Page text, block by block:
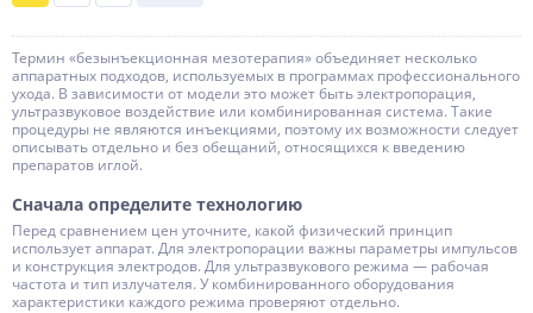
Термин «безынъекционная мезотерапия» объединяет несколько
аппаратных подходов, используемых в программах профессионального
ухода. В зависимости от модели это может быть электропорация,
ультразвуковое воздействие или комбинированная система. Такие
процедуры не являются инъекциями, поэтому их возможности следует
описывать отдельно и без обещаний, относящихся к введению
препаратов иглой.
Сначала определите технологию
Перед сравнением цен уточните, какой физический принцип
использует аппарат. Для электропорации важны параметры импульсов
и конструкция электродов. Для ультразвукового режима — рабочая
частота и тип излучателя. У комбинированного оборудования
характеристики каждого режима проверяют отдельно.